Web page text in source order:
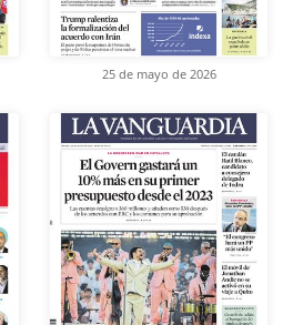
25 de mayo de 2026